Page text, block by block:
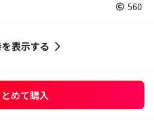
560
表示する
とめて購入